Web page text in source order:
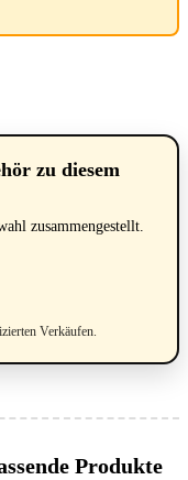
zu diesem
zusammengestellt.
Verkäufen.
Produkte